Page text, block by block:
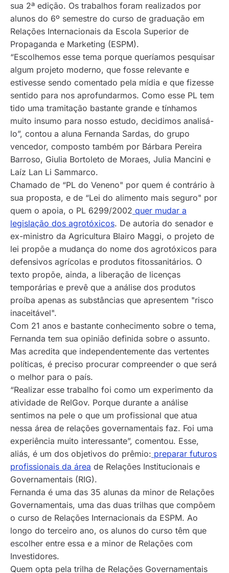
sua 2ª edição. Os trabalhos foram realizados por
alunos do 6º semestre do curso de graduação em
Relações Internacionais da Escola Superior de
Propaganda e Marketing (ESPM).
“Escolhemos esse tema porque queríamos pesquisar
algum projeto moderno, que fosse relevante e
estivesse sendo comentado pela mídia e que fizesse
sentido para nos aprofundarmos. Como esse PL tem
tido uma tramitação bastante grande e tínhamos
muito insumo para nosso estudo, decidimos analisá-
lo”, contou a aluna Fernanda Sardas, do grupo
vencedor, composto também por Bárbara Pereira
Barroso, Giulia Bortoleto de Moraes, Julia Mancini e
Laíz Lan Li Sammarco.
Chamado de “PL do Veneno" por quem é contrário à
sua proposta, e de “Lei do alimento mais seguro" por
quem o apoia, o PL 6299/2002 quer mudar a
legislação dos agrotóxicos. De autoria do senador e
ex-ministro da Agricultura Blairo Maggi, o projeto de
lei propõe a mudança do nome dos agrotóxicos para
defensivos agrícolas e produtos fitossanitários. O
texto propõe, ainda, a liberação de licenças
temporárias e prevê que a análise dos produtos
proíba apenas as substâncias que apresentem "risco
inaceitável".
Com 21 anos e bastante conhecimento sobre o tema,
Fernanda tem sua opinião definida sobre o assunto.
Mas acredita que independentemente das vertentes
políticas, é preciso procurar compreender o que será
o melhor para o país.
“Realizar esse trabalho foi como um experimento da
atividade de RelGov. Porque durante a análise
sentimos na pele o que um profissional que atua
nessa área de relações governamentais faz. Foi uma
experiência muito interessante”, comentou. Esse,
aliás, é um dos objetivos do prêmio: preparar futuros
profissionais da área de Relações Institucionais e
Governamentais (RIG).
Fernanda é uma das 35 alunas da minor de Relações
Governamentais, uma das duas trilhas que compõem
o curso de Relações Internacionais da ESPM. Ao
longo do terceiro ano, os alunos do curso têm que
escolher entre essa e a minor de Relações com
Investidores.
Quem opta pela trilha de Relações Governamentais